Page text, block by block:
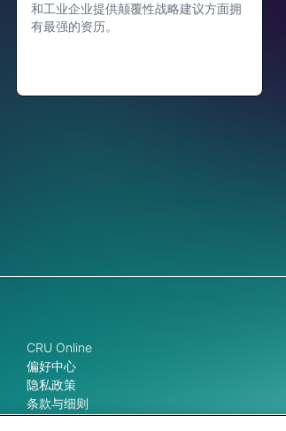
和工业企业提供颠覆性战略建议方面拥
有最强的资历。
CRU Online
偏好中心
隐私政策
条款与细则